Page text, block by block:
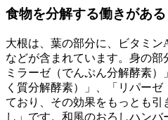
食物を分解する働きがあ
大根は、葉の部分に、ビタミ
などが含まれています。身の
ミラーゼ（でんぷん分解酵素
く質分解酵素）」、「リパー
ており、その効果をもっとも引
し」です。和風のおろしハン